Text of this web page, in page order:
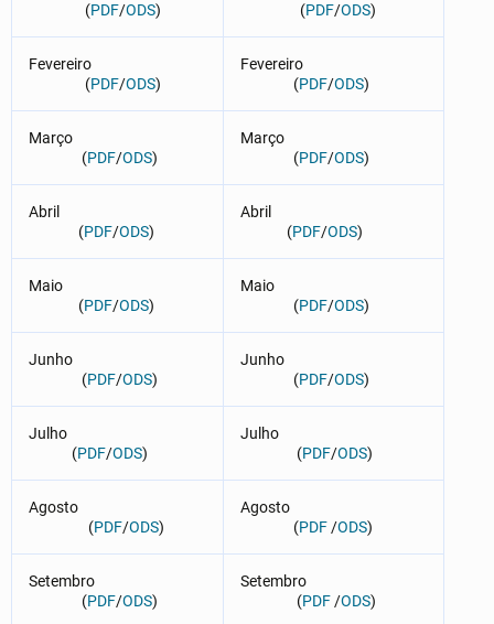
(PDF/ODS)
(PDF/ODS)
Fevereiro
(PDF/ODS)
Fevereiro
(PDF/ODS)
Março
(PDF/ODS)
Março
(PDF/ODS)
Abril
(PDF/ODS)
Abril
(PDF/ODS)
Maio
(PDF/ODS)
Maio
(PDF/ODS)
Junho
(PDF/ODS)
Junho
(PDF/ODS)
Julho
(PDF/ODS)
Julho
(PDF/ODS)
Agosto
(PDF/ODS)
Agosto
(PDF /ODS)
Setembro
(PDF/ODS)
Setembro
(PDF /ODS)